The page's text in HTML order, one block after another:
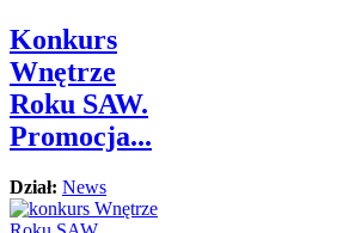
Konkurs
Wnętrze
Roku SAW.
Promocja...
Dział: News